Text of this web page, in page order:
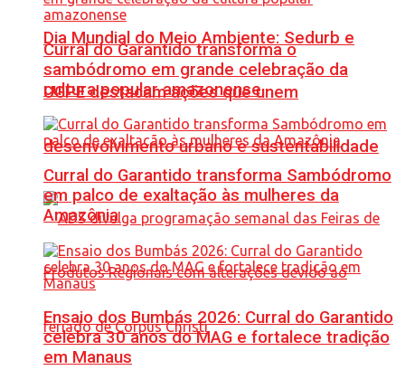
Dia Mundial do Meio Ambiente: Sedurb e
UGPE destacam ações que unem
desenvolvimento urbano e sustentabilidade
Curral do Garantido transforma o
sambódromo em grande celebração da
cultura popular amazonense
Curral do Garantido transforma Sambódromo
em palco de exaltação às mulheres da
Amazônia
Ensaio dos Bumbás 2026: Curral do Garantido
celebra 30 anos do MAG e fortalece tradição
em Manaus